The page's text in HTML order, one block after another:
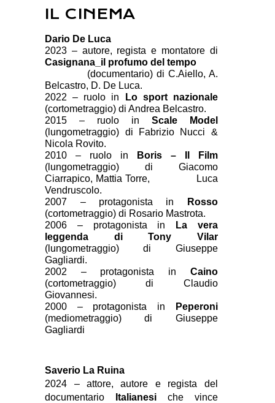
IL CINEMA
Dario De Luca
Casignana_il profumo del tempo
(documentario) di C.Aiello, A.
Belcastro, D. De Luca.
2022 – ruolo in
Lo sport nazionale
(cortometraggio) di Andrea Belcastro.
2015 – ruolo in Scale Model
(lungometraggio) di Fabrizio Nucci &
Nicola Rovito.
2010 – ruolo in Boris – Il Film
(lungometraggio) di Giacomo
Ciarrapico, Mattia Torre,                Luca
Vendruscolo.
2007 – protagonista in
Rosso
(cortometraggio) di Rosario Mastrota.
2006 – protagonista in
La vera
leggenda di Tony Vilar
(lungometraggio) di Giuseppe
Gagliardi.
2002 – protagonista in
Caino
(cortometraggio) di Claudio
Giovannesi.
2000 – protagonista in
Peperoni
(mediometraggio) di Giuseppe
Gagliardi
Saverio La Ruina
2024 – attore, autore e regista del
documentario
Italianesi che vince